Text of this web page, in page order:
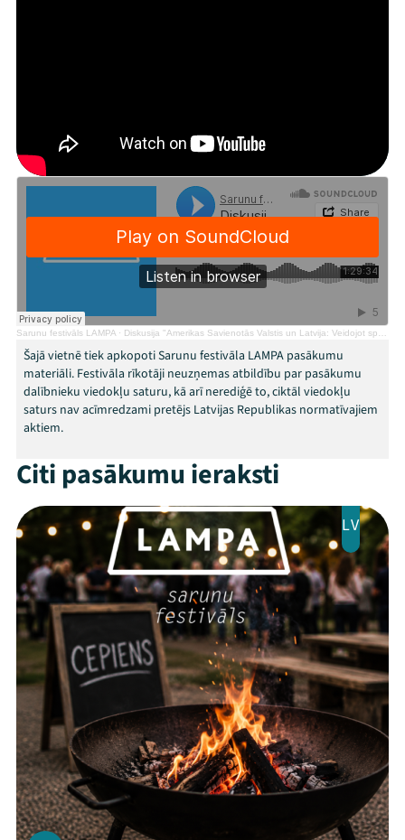
Programma
Arhīvs
Viņi bija LAMPĀ 2026
Jaunumi
Veikals
Kontakti
ThreadsFacebookYoutube
X Instagram
Flick TikTok
Sarunu festivāls LAMPA · Diskusija "Amerikas Savienotās Valstis un Latvija: Veidojot spēcīgu, noturīgu ekonomiku"
Šajā vietnē tiek apkopoti Sarunu festivāla LAMPA pasākumu
materiāli. Festivāla rīkotāji neuzņemas atbildību par pasākumu
dalībnieku viedokļu saturu, kā arī nerediģē to, ciktāl viedokļu
saturs nav acīmredzami pretējs Latvijas Republikas normatīvajiem
aktiem.
Citi pasākumu ieraksti
LV